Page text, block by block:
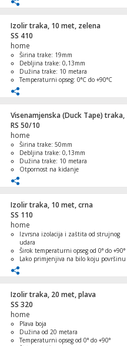
Izolir traka, 10 met, zelena
SS 410
home
Širina trake: 19mm
Debljina trake: 0,13mm
Dužina trake: 10 metara
Temperaturni opseg: 0°C do +90°C
pričvršćivanje
Visenamjenska (Duck Tape) traka,
RS 50/10
home
Širina trake: 50mm
Debljina trake: 0,13mm
Dužina trake: 10 metara
Otpornost na kidanje
Izolir traka, 10 met, crna
SS 110
home
Izvrsna izolacija i zaštita od strujnog
udara
Širok temperaturni opseg od 0° do +90°
Lako primjenjiva na bilo koju površinu
potrebama
Crna boja idealna za estetske zahtjeve
Izolir traka, 20 met, plava
SS 320
home
Plava boja
Dužina od 20 metara
Temperaturni opseg od 0° do +90°